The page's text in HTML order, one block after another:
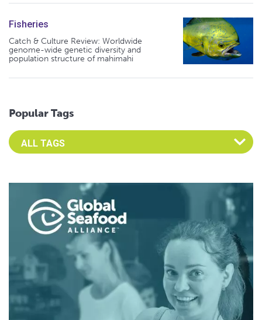
Fisheries
Catch & Culture Review: Worldwide
genome-wide genetic diversity and
population structure of mahimahi
Popular Tags
Select an Advocate Tag to view it's posts